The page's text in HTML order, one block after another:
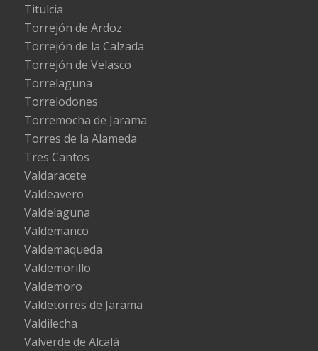
Titulcia
Torrejón de Ardoz
Torrejón de la Calzada
Torrejón de Velasco
Torrelaguna
Torrelodones
Torremocha de Jarama
Torres de la Alameda
Tres Cantos
Valdaracete
Valdeavero
Valdelaguna
Valdemanco
Valdemaqueda
Valdemorillo
Valdemoro
Valdetorres de Jarama
Valdilecha
Valverde de Alcalá